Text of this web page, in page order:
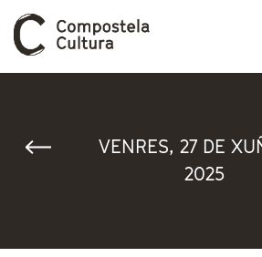
VENRES, 27 DE
2025